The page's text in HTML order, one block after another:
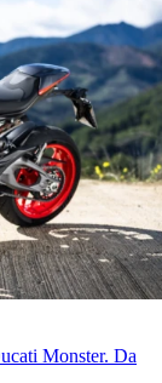
Monster. Da